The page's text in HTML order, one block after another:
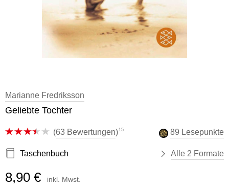
Marianne Fredriksson
Geliebte Tochter
(63 Bewertungen)15 89 Lesepunkte
Taschenbuch Alle 2 Formate
8,90 € inkl. Mwst.